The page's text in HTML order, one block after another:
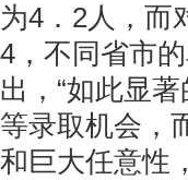
为4．2人，而
4，不同省市
出，“如此显
等录取机会，
和巨大任意性